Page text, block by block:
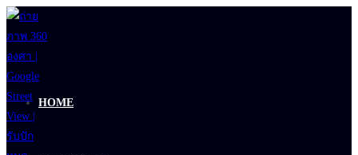
Skip
to
content
HOME